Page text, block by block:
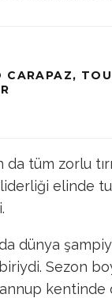
CARAPAZ,
da tüm zorlu
liderliği elinde
dünya
biriydi. Sezon